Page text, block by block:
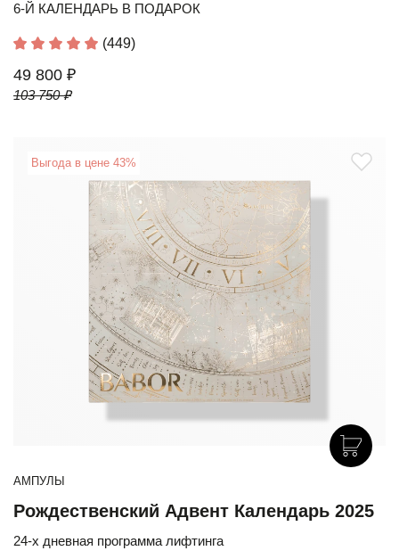
6-Й КАЛЕНДАРЬ В ПОДАРОК
(449)
49 800 ₽
103 750 ₽
Выгода в цене 43%
АМПУЛЫ
Рождественский Адвент Календарь 2025
24-х дневная программа лифтинга